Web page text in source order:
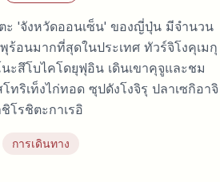
ะ 'จังหวัดออนเซ็น' ของญี่ปุ่น มีจำนวน
อนมากที่สุดในประเทศ ทัวร์จิโงคุเมกุ
ะสึโบไคโดยุฟุอิน เดินเขาคุจูและชม
ริเท็งไก่ทอด ซุปดังโงจิรุ ปลาเซกิอาจิ
โรชิตะกาเรอิ
การเดินทาง